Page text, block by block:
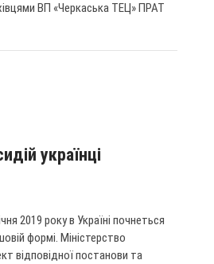
ВП «Черкаська ТЕЦ» ПРАТ
українці
2019 року в Україні почнеться
формі. Міністерство
відповідної постанови та